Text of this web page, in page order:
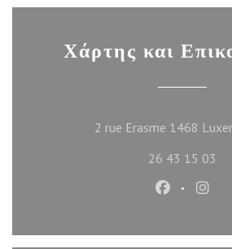
Χάρτης και
2 rue Erasme 1468
26 43 15 03
Facebook